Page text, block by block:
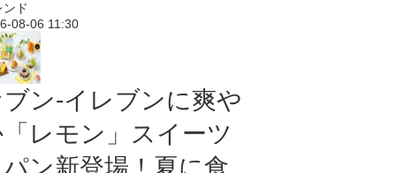
ンド
08-06 11:30
ン‐イレブンに爽や
レモン」スイーツ
ン新登場！夏に食